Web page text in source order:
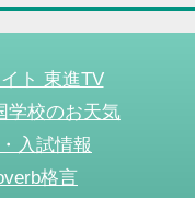
ト 東進TV
学校のお天気
入試情報
格言